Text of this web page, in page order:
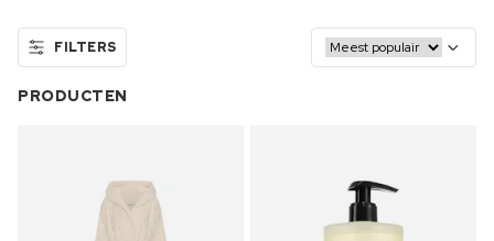
FILTERS
PRODUCTEN